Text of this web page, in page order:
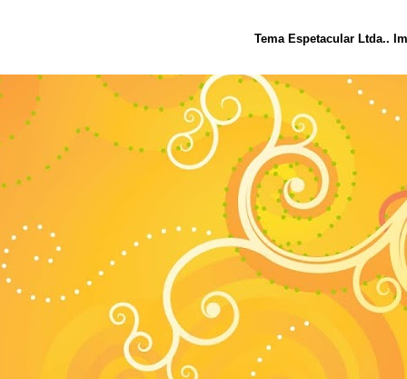
Tema Espetacular Ltda..